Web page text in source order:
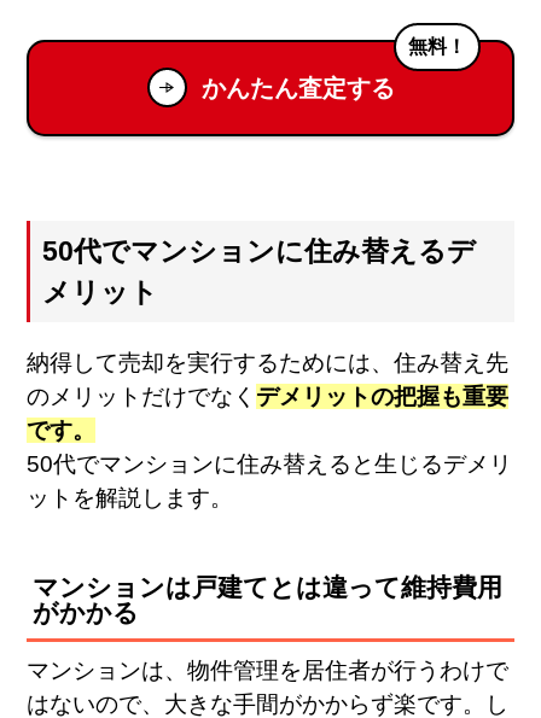
かんたん査定する
無料！
50代でマンションに住み替えるデ
メリット
納得して売却を実行するためには、住み替え先
のメリットだけでなく デメリットの把握も重要
です。
50代でマンションに住み替えると生じるデメリ
ットを解説します。
マンションは戸建てとは違って維持費用
がかかる
マンションは、物件管理を居住者が行うわけで
はないので、大きな手間がかからず楽です。し